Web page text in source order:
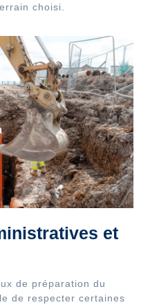
choisi.
et
de préparation du
de respecter certaines